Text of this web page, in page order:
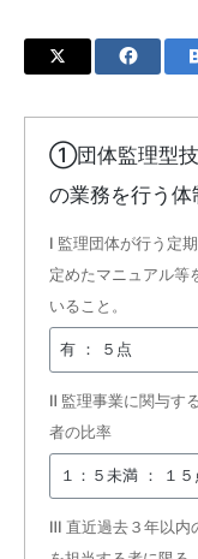
①団体監理型技
の業務を行う体
Ⅰ 監理団体が行う定
定めたマニュアル等
いること。
Ⅱ 監理事業に関与す
者の比率
Ⅲ 直近過去３年以内